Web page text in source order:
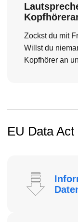
Zockst du mit
Willst du
Kopfhörer an
EU Data Act